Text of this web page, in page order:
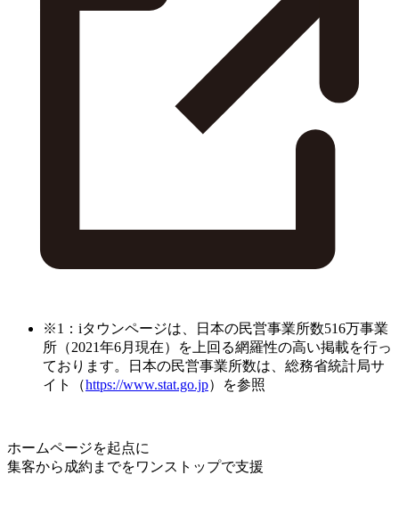
※1：iタウンページは、日本の民営事業所数516万事業
所（2021年6月現在）を上回る網羅性の高い掲載を行っ
ております。日本の民営事業所数は、総務省統計局サ
イト（https://www.stat.go.jp）を参照
ホームページを起点に
集客から成約までをワンストップで支援